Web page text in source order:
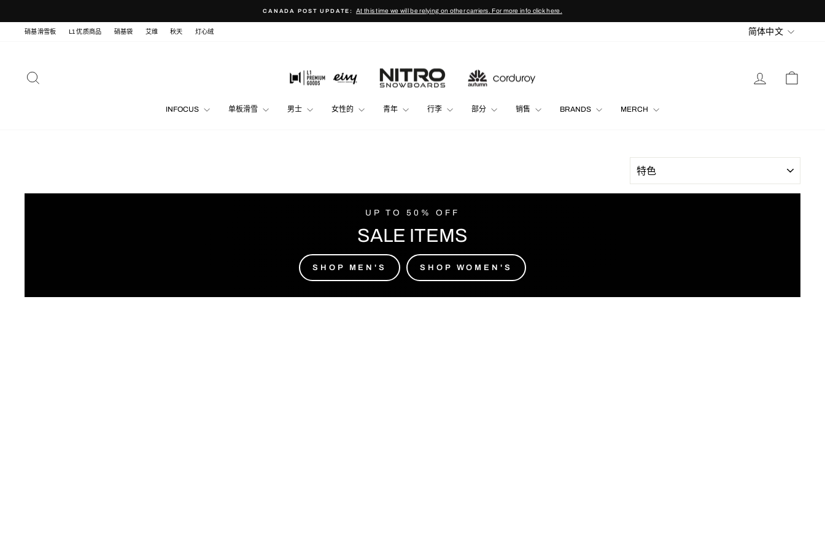
content
Pause
CANADA POST UPDATE: At this time we will be relying on other carriers. For more info click here.
硝基滑雪板 L1 优质商品 硝基袋 艾维 秋天 灯心绒 简体中文
LOG IN
INFOCUS 单板滑雪 男士 女性的 青年 行李 部分 销售 BRANDS MERCH
UP TO 50% OFF
SALE ITEMS
SHOP MEN'S SHOP WOMEN'S